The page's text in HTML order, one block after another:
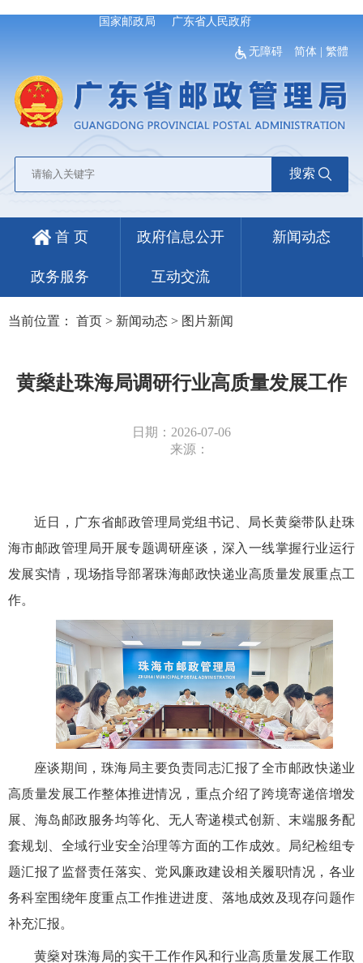
国家邮政局 广东省人民政府
无障碍 简体 |繁體
搜索
首 页 政府信息公开 新闻动态
政务服务 互动交流
当前位置： 首页 > 新闻动态 > 图片新闻
黄燊赴珠海局调研行业高质量发展工作
日期：2026-07-06
来源：
近日，广东省邮政管理局党组书记、局长黄燊带队赴珠
海市邮政管理局开展专题调研座谈，深入一线掌握行业运行
发展实情，现场指导部署珠海邮政快递业高质量发展重点工
作。
座谈期间，珠海局主要负责同志汇报了全市邮政快递业
高质量发展工作整体推进情况，重点介绍了跨境寄递倍增发
展、海岛邮政服务均等化、无人寄递模式创新、末端服务配
套规划、全域行业安全治理等方面的工作成效。局纪检组专
题汇报了监督责任落实、党风廉政建设相关履职情况，各业
务科室围绕年度重点工作推进进度、落地成效及现存问题作
补充汇报。
黄燊对珠海局的实干工作作风和行业高质量发展工作取